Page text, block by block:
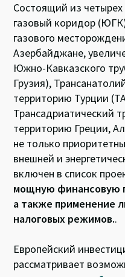
Состоящий из
газовый коридор
газового
Азербайджане,
Южно-Кавказского
Грузия),
территорию Турции
Трансадриатический
территорию Греции,
не только
внешней и
включен в список
мощную финансовую
а также применение
налоговых режимов..
Европейский
рассматривает